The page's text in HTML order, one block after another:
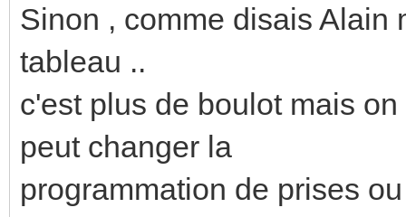
Sinon , comme disais Alain
tableau ..
c'est plus de boulot mais
peut changer la
programmation de prises